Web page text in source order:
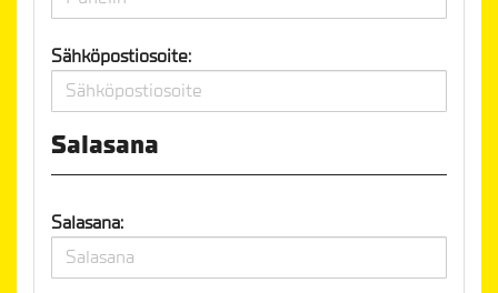
Sähköpostiosoite:
Salasana
Salasana: